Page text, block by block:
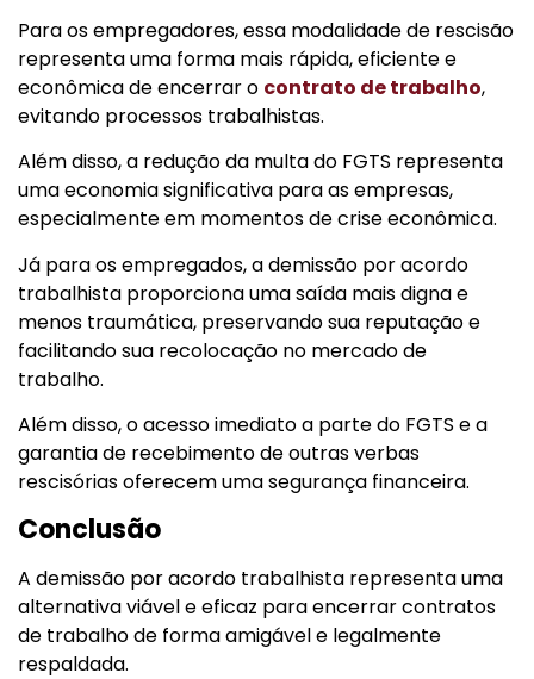
Para os empregadores, essa modalidade de rescisão
representa uma forma mais rápida, eficiente e
econômica de encerrar o contrato de trabalho,
evitando processos trabalhistas.
Além disso, a redução da multa do FGTS representa
uma economia significativa para as empresas,
especialmente em momentos de crise econômica.
Já para os empregados, a demissão por acordo
trabalhista proporciona uma saída mais digna e
menos traumática, preservando sua reputação e
facilitando sua recolocação no mercado de
trabalho.
Além disso, o acesso imediato a parte do FGTS e a
garantia de recebimento de outras verbas
rescisórias oferecem uma segurança financeira.
Conclusão
A demissão por acordo trabalhista representa uma
alternativa viável e eficaz para encerrar contratos
de trabalho de forma amigável e legalmente
respaldada.